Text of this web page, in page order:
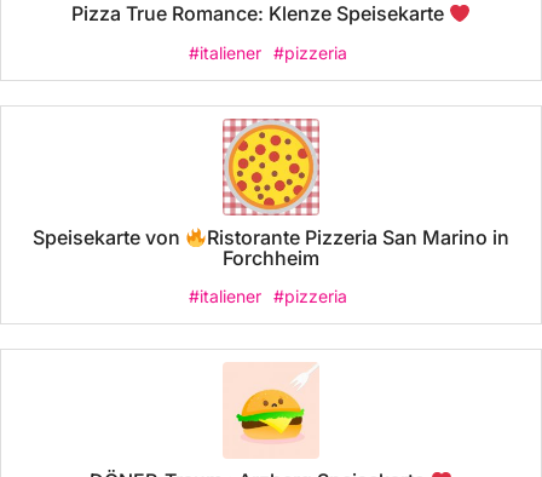
Pizza True Romance: Klenze Speisekarte
#italiener #pizzeria
Speisekarte von
Ristorante Pizzeria San Marino in
Forchheim
#italiener #pizzeria